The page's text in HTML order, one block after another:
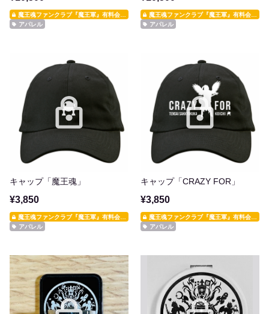
魔王魂ファンクラブ『魔王軍』有料会員限定
アパレル
魔王魂ファンクラブ『魔王軍』有料会員限定
アパレル
キャップ「魔王魂」
¥3,850
魔王魂ファンクラブ『魔王軍』有料会員限定
アパレル
キャップ「CRAZY FOR」
¥3,850
魔王魂ファンクラブ『魔王軍』有料会員限定
アパレル